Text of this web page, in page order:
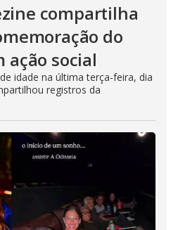
compartilha
do
ação social
idade na última terça-feira, dia
registros da